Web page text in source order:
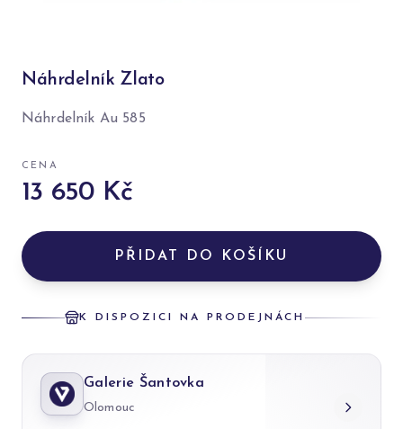
Náhrdelník Zlato
Náhrdelník Au 585
CENA
13 650 Kč
PŘIDAT DO KOŠÍKU
K DISPOZICI NA PRODEJNÁCH
Galerie Šantovka
Olomouc